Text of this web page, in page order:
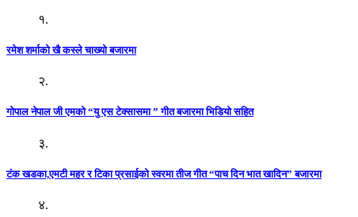
१.
रमेश शर्माको खै कस्ले चाख्यो बजारमा
२.
गोपाल नेपाल जी एमको “यु एस टेक्सासमा ” गीत बजारमा भिडियो सहित
३.
टंक खडका,एमटी महर र टिका प्रसाईको स्वरमा तीज गीत “पाच दिन भात खादिन” बजारमा
४.